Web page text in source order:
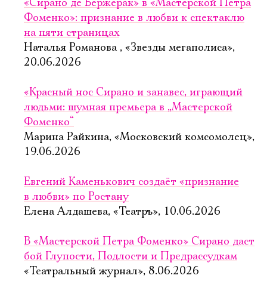
«Сирано де Бержерак» в «Мастерской Петра
Фоменко»: признание в любви к спектаклю
на пяти страницах
Наталья Романова , «Звезды мегаполиса»,
20.06.2026
«Красный нос Сирано и занавес, играющий
людьми: шумная премьера в „Мастерской
Фоменко“
Марина Райкина, «Московский комсомолец»,
19.06.2026
Евгений Каменькович создаёт «признание
в любви» по Ростану
Елена Алдашева, «Театръ», 10.06.2026
В «Мастерской Петра Фоменко» Сирано даст
бой Глупости, Подлости и Предрассудкам
«Театральный журнал», 8.06.2026
Ознакомиться